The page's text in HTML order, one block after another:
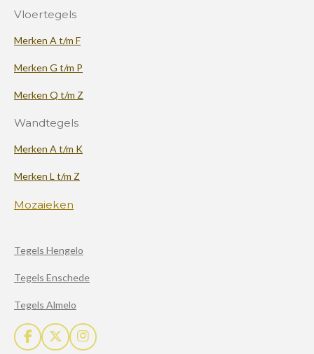
Vloertegels
Merken A t/m F
Merken G t/m P
Merken Q t/m Z
Wandtegels
Merken A t/m K
Merken L t/m Z
Mozaieken
Tegels Hengelo
Tegels Enschede
Tegels Almelo
F
X
I